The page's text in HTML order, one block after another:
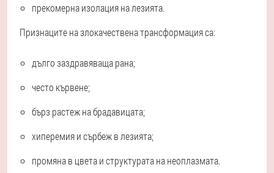
прекомерна изолация на лезията.
Признаците на злокачествена трансформация са:
дълго заздравяваща рана;
често кървене;
бърз растеж на брадавицата;
хиперемия и сърбеж в лезията;
промяна в цвета и структурата на неоплазмата.